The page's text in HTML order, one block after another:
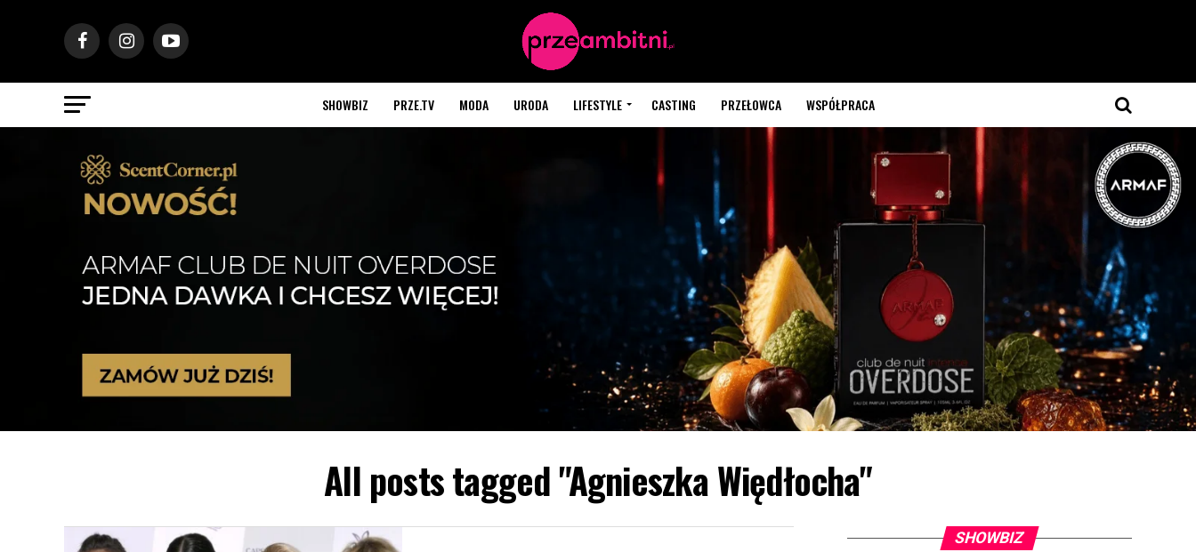
SHOWBIZ PRZE.TV MODA URODA LIFESTYLE CASTING PRZEŁOWCA WSPÓŁPRACA
All posts tagged "Agnieszka Więdłocha"
SHOWBIZ